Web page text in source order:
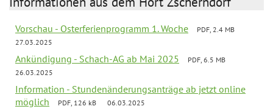
Vorschau - Osterferienprogramm 1. Woche
PDF, 2.4 MB
27.03.2025
Ankündigung - Schach-AG ab Mai 2025
PDF, 6.5 MB
26.03.2025
Information - Stundenänderungsanträge ab jetzt online
möglich
PDF, 126 kB 06.03.2025